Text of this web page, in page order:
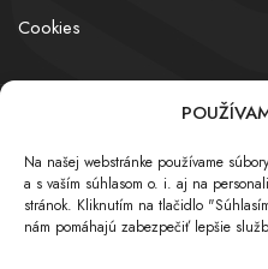
Na našej webstránke používame
a s vaším súhlasom o. i. aj na
stránok. Kliknutím na tlačidlo
nám pomáhajú zabezpečiť lepšie
Cookies